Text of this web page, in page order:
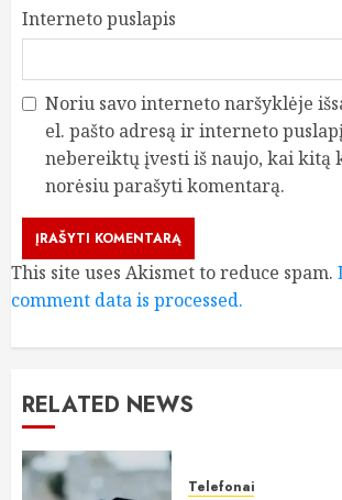
Interneto puslapis
Noriu savo interneto naršyklėje
el. pašto adresą ir interneto
nebereiktų įvesti iš naujo, kai kitą
norėsiu parašyti komentarą.
This site uses Akismet to reduce spam.
comment data is processed.
RELATED NEWS
Telefonai